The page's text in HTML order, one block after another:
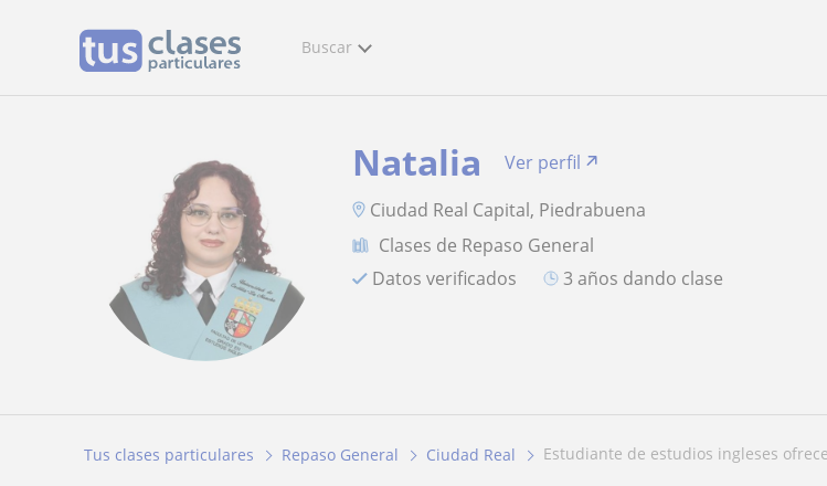
Buscar
Natalia
Ver perfil
Ciudad Real Capital, Piedrabuena
Clases de Repaso General
Datos verificados
3 años dando clase
Tus clases particulares Repaso General Ciudad Real estudiante de estudios ingleses